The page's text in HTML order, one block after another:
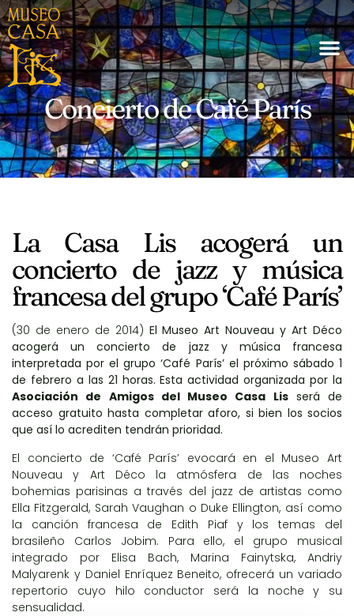
Concierto de Café París
La Casa Lis acogerá un
concierto de jazz y música
francesa del grupo ‘Café París’
(30 de enero de 2014) El Museo Art Nouveau y Art Déco
acogerá un concierto de jazz y música francesa
interpretada por el grupo ‘Café París’ el próximo sábado 1
de febrero a las 21 horas. Esta actividad organizada por la
Asociación de Amigos del Museo Casa Lisserá de
acceso gratuito hasta completar aforo, si bien los socios
que así lo acrediten tendrán prioridad.
El concierto de ‘Café París’ evocará en el Museo Art
Nouveau y Art Déco la atmósfera de las noches
bohemias parisinas a través del jazz de artistas como
Ella Fitzgerald, Sarah Vaughan o Duke Ellington, así como
la canción francesa de Edith Piaf y los temas del
brasileño Carlos Jobim. Para ello, el grupo musical
integrado por Elisa Bach, Marina Fainytska, Andriy
Malyarenk y Daniel Enríquez Beneito, ofrecerá un variado
repertorio cuyo hilo conductor será la noche y su
sensualidad.